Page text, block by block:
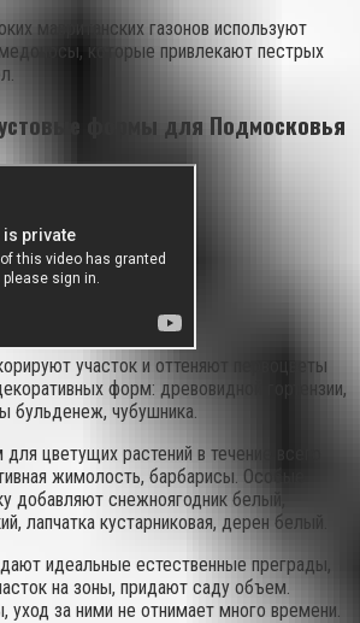
мавританских газонов используют
которые привлекают пестрых
формы для Подмосковья
участок и оттеняют первоцветы
форм: древовидной гортензии,
бульденеж, чубушника.
цветущих растений в течение всего
жимолость, барбарисы. Особые
добавляют снежноягодник белый,
лапчатка кустарниковая, дерен белый.
идеальные естественные преграды,
на зоны, придают саду объем.
уход за ними не отнимает много времени.